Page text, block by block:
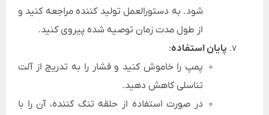
شود. به دستورالعمل تولید کننده مراجعه کنید و
از طول مدت زمان توصیه شده پیروی کنید.
پایان استفاده:
پمپ را خاموش کنید و فشار را به تدریج از آلت
تناسلی کاهش دهید.
در صورت استفاده از حلقه تنگ کننده، آن را با